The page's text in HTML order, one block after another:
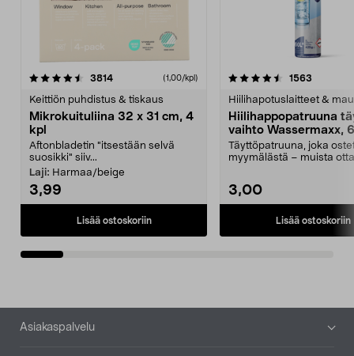
3814arvostelut (1,00/kpl)
Keittiön puhdistus & tiskaus
Mikrokuituliina 32 x 31 cm, 4
kpl
Aftonbladetin "itsestään selvä
suosikki" siiv...
Laji: Harmaa/beige
3,99
Lisää ostoskoriin
4.5viidestä
1563
Hiilihapotuslaitteet &
Hiilihappopatruuna
vaihto Wassermaxx,
Täyttöpatruuna, joka
myymälästä – muista
3,00
Lisää ostoskoriin
4.5viidestä
Alatunniste
Asiakaspalvelu